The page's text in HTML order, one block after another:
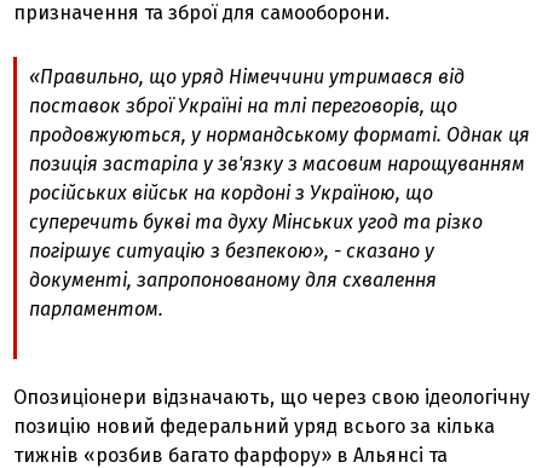
призначення та зброї для самооборони.
«Правильно, що уряд Німеччини утримався від
поставок зброї Україні на тлі переговорів, що
продовжуються, у нормандському форматі. Однак ця
позиція застаріла у зв'язку з масовим нарощуванням
російських військ на кордоні з Україною, що
суперечить букві та духу Мінських угод та різко
погіршує ситуацію з безпекою», - сказано у
документі, запропонованому для схвалення
парламентом.
Опозиціонери відзначають, що через свою ідеологічну
позицію новий федеральний уряд всього за кілька
тижнів «розбив багато фарфору» в Альянсі та